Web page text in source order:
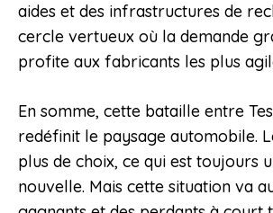
aides et des infrastructures de
cercle vertueux où la demande
profite aux fabricants les plus
En somme, cette bataille entre
redéfinit le paysage automobile.
plus de choix, ce qui est toujours
nouvelle. Mais cette situation va